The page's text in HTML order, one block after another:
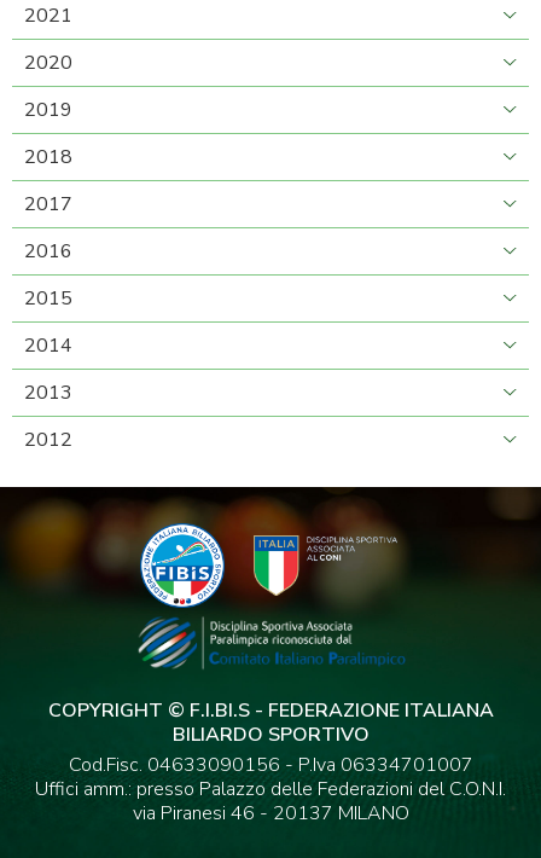
2021
2020
2019
2018
2017
2016
2015
2014
2013
2012
COPYRIGHT © F.I.BI.S - FEDERAZIONE ITALIANA
BILIARDO SPORTIVO
Cod.Fisc. 04633090156 - P.Iva 06334701007
Uffici amm.: presso Palazzo delle Federazioni del C.O.N.I.
via Piranesi 46 - 20137 MILANO